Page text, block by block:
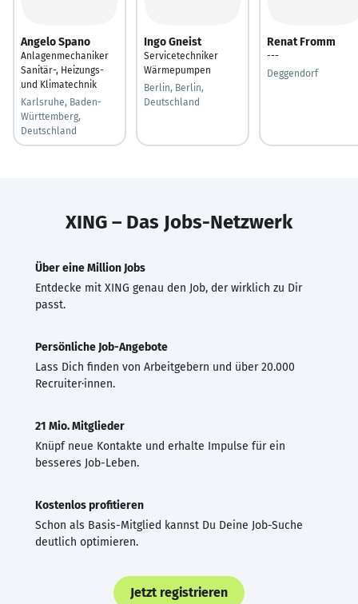
Angelo Spano
Anlagenmechaniker
Sanitär-, Heizungs-
und Klimatechnik
Karlsruhe, Baden-
Württemberg,
Deutschland
Ingo Gneist
Servicetechniker
Wärmepumpen
Berlin, Berlin,
Deutschland
Renat Fromm
---
Deggendorf
XING – Das Jobs-Netzwerk
Über eine Million Jobs
Entdecke mit XING genau den Job, der wirklich zu Dir
passt.
Persönliche Job-Angebote
Lass Dich finden von Arbeitgebern und über 20.000
Recruiter·innen.
21 Mio. Mitglieder
Knüpf neue Kontakte und erhalte Impulse für ein
besseres Job-Leben.
Kostenlos profitieren
Schon als Basis-Mitglied kannst Du Deine Job-Suche
deutlich optimieren.
Jetzt registrieren